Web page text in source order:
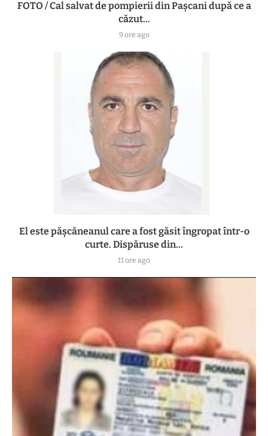
FOTO / Cal salvat de pompierii din Pașcani după ce a
căzut...
9 ore ago
El este pășcăneanul care a fost găsit îngropat într-o
curte. Dispăruse din...
11 ore ago